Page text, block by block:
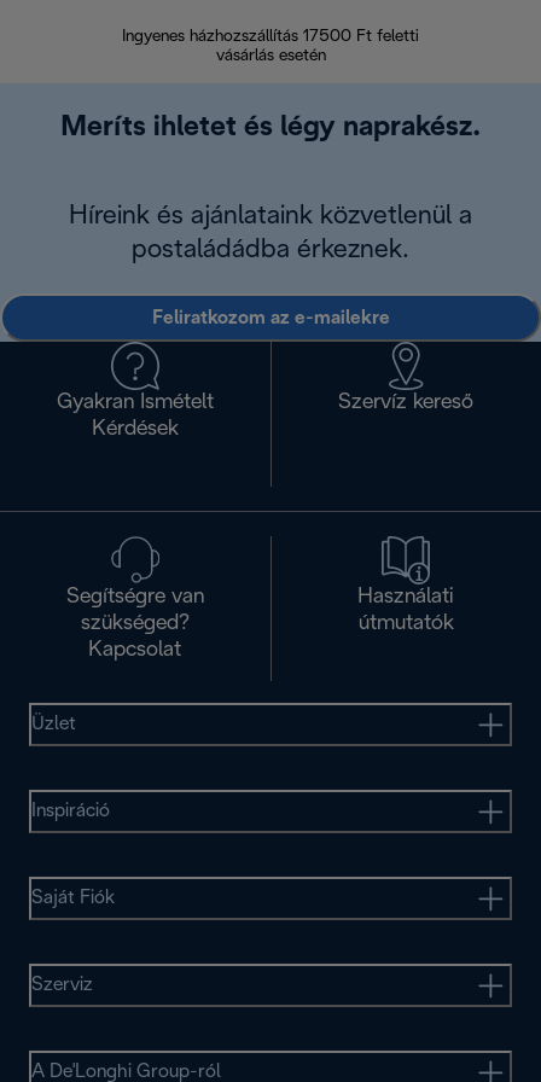
Ingyenes házhozszállítás 17500 Ft feletti
vásárlás esetén
Meríts ihletet és légy naprakész.
Híreink és ajánlataink közvetlenül a
postaládádba érkeznek.
Feliratkozom az e-mailekre
Gyakran Ismételt
Kérdések
Szervíz kereső
Segítségre van
szükséged?
Kapcsolat
Használati
útmutatók
Üzlet
Inspiráció
Saját Fiók
Szerviz
A De'Longhi Group-ról